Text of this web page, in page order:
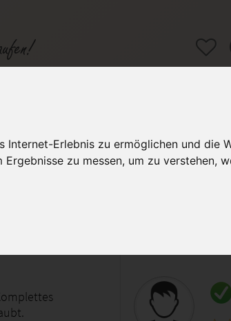
Erlebnis zu ermöglichen und die
zu messen, um zu verstehen,
/ Lehrgänge Hilfe /